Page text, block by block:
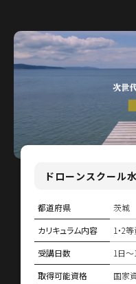
ドローンスクール
都道府県
茨城
カリキュラム内容
1・2
受講日数
1日〜
取得可能資格
国家